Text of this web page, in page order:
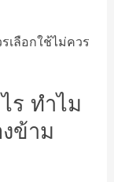
ร ทำไม
ข้าม